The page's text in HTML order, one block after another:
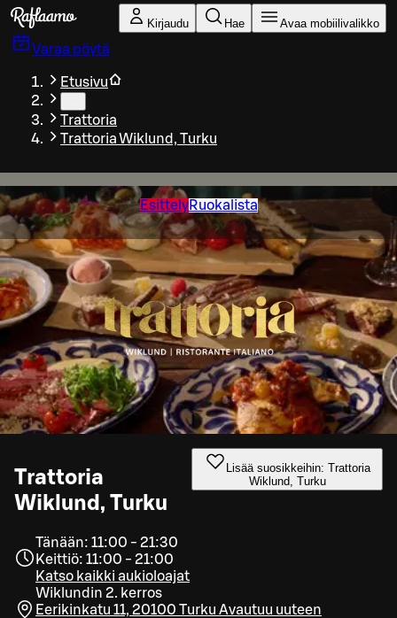
Siirry pääsisältöön
Kirjaudu Hae Avaa mobiilivalikko
Varaa pöytä
Etusivu
Trattoria
Trattoria Wiklund, Turku
EsittelyRuokalista
Trattoria
Wiklund, Turku
Lisää suosikkeihin: Trattoria
Wiklund, Turku
Tänään: 11:00 - 21:30
Keittiö: 11:00 - 21:00
Katso kaikki aukioloajat
Wiklundin 2. kerros
Eerikinkatu 11, 20100 Turku Avautuu uuteen